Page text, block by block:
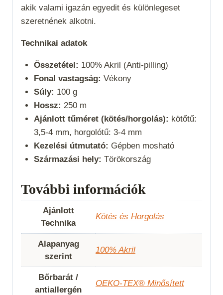
akik valami igazán egyedit és különlegeset
szeretnének alkotni.
Technikai adatok
Összetétel: 100% Akril (Anti-pilling)
Fonal vastagság: Vékony
Súly: 100 g
Hossz: 250 m
Ajánlott tűméret (kötés/horgolás): kötőtű:
3,5-4 mm, horgolótű: 3-4 mm
Kezelési útmutató: Gépben mosható
Származási hely: Törökország
További információk
Ajánlott
Technika
Kötés és Horgolás
Alapanyag
szerint
100% Akril
Bőrbarát /
antiallergén
OEKO-TEX® Minősített